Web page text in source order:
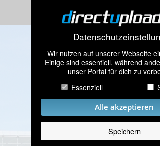
Wir nutzen auf unserer Webseite
Einige sind essentiell, während
unser Portal für dich zu
Essenziell
Alle akzeptieren
Speichern